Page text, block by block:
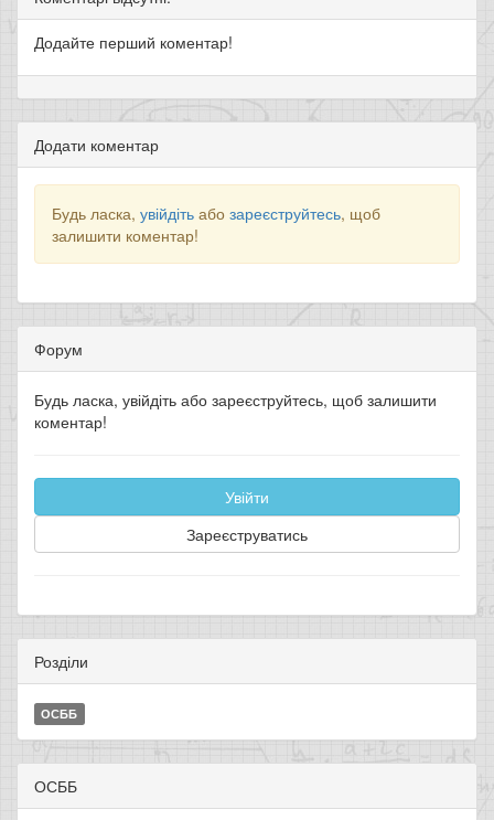
Додайте перший коментар!
Додати коментар
Будь ласка, увійдіть або зареєструйтесь, щоб
залишити коментар!
Форум
Будь ласка, увійдіть або зареєструйтесь, щоб залишити
коментар!
Увійти
Зареєструватись
Розділи
ОСББ
ОСББ